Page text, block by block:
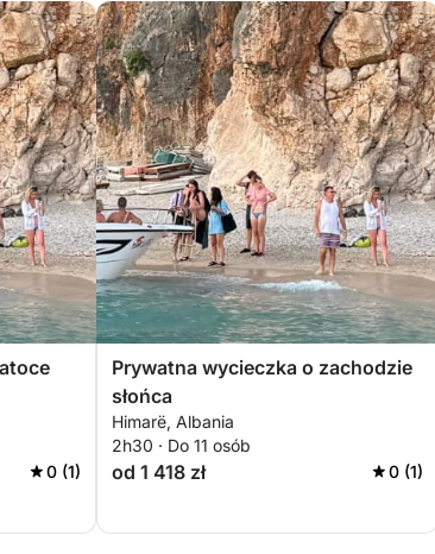
0 (1)
Prywatna wycieczka o zachodzie
słońca
Himarë, Albania
2h30 · Do 11 osób
od 1 418 zł 0 (1)